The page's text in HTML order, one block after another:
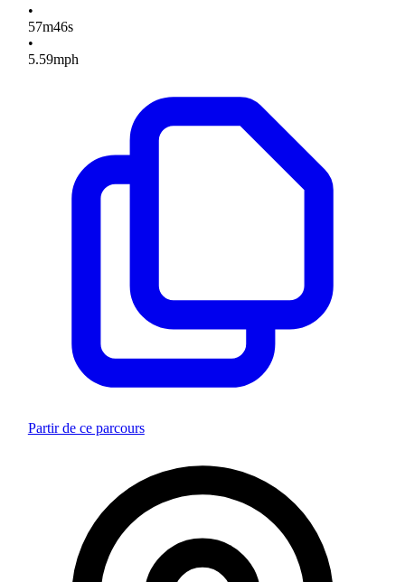
•
57m46s
•
5.59mph
Partir de ce parcours